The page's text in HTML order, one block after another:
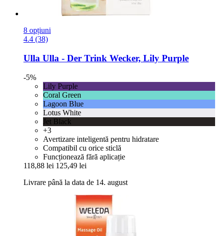
8 opțiuni
4.4 (38)
Ulla Ulla -​ Der Trink Wecker, Lily Purple
-5%
Lily Purple
Coral Green
Lagoon Blue
Lotus White
Jet Black
+3
Avertizare inteligentă pentru hidratare
Compatibil cu orice sticlă
Funcționează fără aplicație
118,88 lei 125,49 lei
Livrare până la data de 14. august